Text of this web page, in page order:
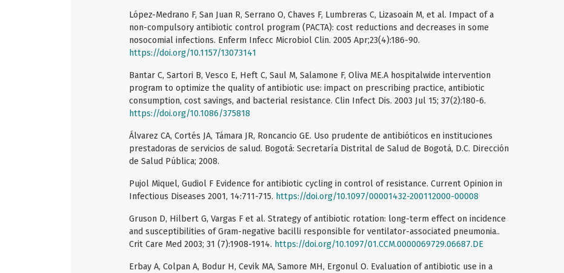
López-Medrano F, San Juan R, Serrano O, Chaves F, Lumbreras C, Lizasoain M, et al. Impact of a
non-compulsory antibiotic control program (PACTA): cost reductions and decreases in some
nosocomial infections. Enferm Infecc Microbiol Clin. 2005 Apr;23(4):186-90.
https://doi.org/10.1157/13073141
Bantar C, Sartori B, Vesco E, Heft C, Saul M, Salamone F, Oliva ME.A hospitalwide intervention
program to optimize the quality of antibiotic use: impact on prescribing practice, antibiotic
consumption, cost savings, and bacterial resistance. Clin Infect Dis. 2003 Jul 15; 37(2):180-6.
https://doi.org/10.1086/375818
Álvarez CA, Cortés JA, Támara JR, Roncancio GE. Uso prudente de antibióticos en instituciones
prestadoras de servicios de salud. Bogotá: Secretaría Distrital de Salud de Bogotá, D.C. Dirección
de Salud Pública; 2008.
Pujol Miquel, Gudiol F Evidence for antibiotic cycling in control of resistance. Current Opinion in
Infectious Diseases 2001, 14:711-715. https://doi.org/10.1097/00001432-200112000-00008
Gruson D, Hilbert G, Vargas F et al. Strategy of antibiotic rotation: long-term effect on incidence
and susceptibilities of Gram-negative bacilli responsible for ventilator-associated pneumonia..
Crit Care Med 2003; 31 (7):1908-1914. https://doi.org/10.1097/01.CCM.0000069729.06687.DE
Erbay A, Colpan A, Bodur H, Cevik MA, Samore MH, Ergonul O. Evaluation of antibiotic use in a